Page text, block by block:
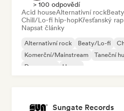
> 100 odpovědí
Acid houseAlternativní rock
Chill/Lo-fi hip-hopKřesťanský rap
Napsat články
Alternativní rock Beaty/Lo-fi
Komerční/Mainstream
Taneční
Dream pop
House
Sungate Records